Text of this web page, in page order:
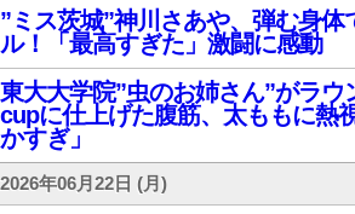
”ミス茨城”神川さあや、弾む身体
ル！「最高すぎた」激闘に感動
東大大学院”虫のお姉さん”がラウ
cupに仕上げた腹筋、太ももに熱
かすぎ」
2026年06月22日 (月)